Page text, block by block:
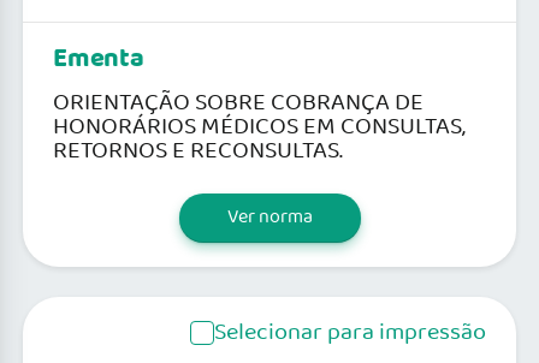
Ementa
ORIENTAÇÃO SOBRE COBRANÇA DE
HONORÁRIOS MÉDICOS EM CONSULTAS,
RETORNOS E RECONSULTAS.
Ver norma
Selecionar para impressão